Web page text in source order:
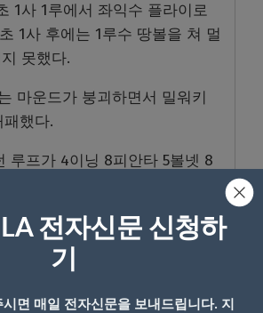
1사 1루에서 좌익수 플라이로
1사 후에는 1루수 땅볼을 쳐 멀
못했다.
마운드가 붕괴하면서 밀워키
패했다.
루프가 4이닝 8피안타 5볼넷 8
23승 36패를 기록해 내셔널리
에 머물렀다.
전자신문 신청하
기
면 매일 전자신문을 보내드립니다. 지